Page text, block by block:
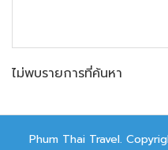
ไม่พบรายการที่ค้นหา
Phum Thai Travel.